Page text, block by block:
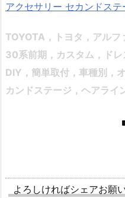
アクセサリー セカンドステ
TOYOTA，トヨタ，アル
30系前期，カスタム，ドレ
DIY，簡単取付，車種別，
カンドステージ，ヘアライ
よろしければシェアお願